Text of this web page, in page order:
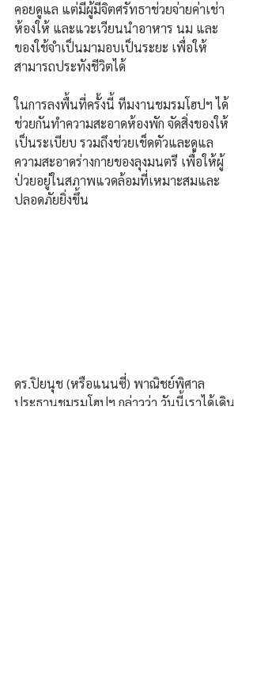
คอยดูแล แต่มีผู้มีจิตศรัทธาช่วยจ่ายค่าเช่า
ห้องให้ และแวะเวียนนำอาหาร นม และ
ของใช้จำเป็นมามอบเป็นระยะ เพื่อให้
สามารถประทังชีวิตได้
ในการลงพื้นที่ครั้งนี้ ทีมงานชมรมโฮปฯ ได้
ช่วยกันทำความสะอาดห้องพัก จัดสิ่งของให้
เป็นระเบียบ รวมถึงช่วยเช็ดตัวและดูแล
ความสะอาดร่างกายของลุงมนตรี เพื่อให้ผู้
ป่วยอยู่ในสภาพแวดล้อมที่เหมาะสมและ
ปลอดภัยยิ่งขึ้น
ดร.ปิยนุช (หรือแนนซี่) พาณิชย์พิศาล
ประธานชมรมโฮปฯ กล่าวว่า วันนี้เราได้เดิน